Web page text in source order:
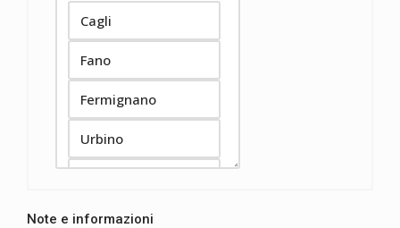
Note e informazioni